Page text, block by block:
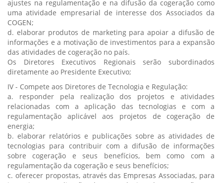
ajustes na regulamentação e na difusão da cogeração como
uma atividade empresarial de interesse dos Associados da
COGEN;
d. elaborar produtos de marketing para apoiar a difusão de
informações e a motivação de investimentos para a expansão
das atividades de cogeração no país.
Os Diretores Executivos Regionais serão subordinados
diretamente ao Presidente Executivo;
IV - Compete aos Diretores de Tecnologia e Regulação:
a. responder pela realização dos projetos e atividades
relacionadas com a aplicação das tecnologias e com a
regulamentação aplicável aos projetos de cogeração de
energia;
b. elaborar relatórios e publicações sobre as atividades de
tecnologias para contribuir com a difusão de informações
sobre cogeração e seus benefícios, bem como com a
regulamentação da cogeração e seus benefícios;
c. oferecer propostas, através das Empresas Associadas, para